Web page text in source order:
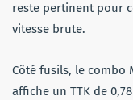
reste pertinent pour
vitesse brute.
Côté fusils, le combo
affiche un TTK de